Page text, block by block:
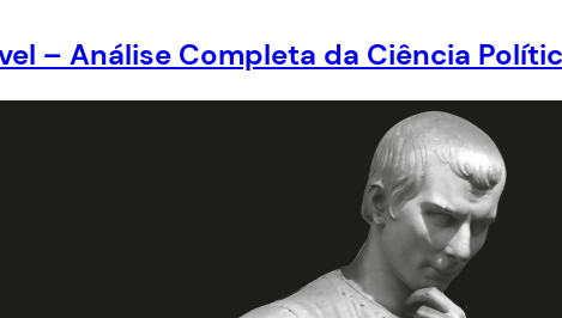
– Análise Completa da Ciência